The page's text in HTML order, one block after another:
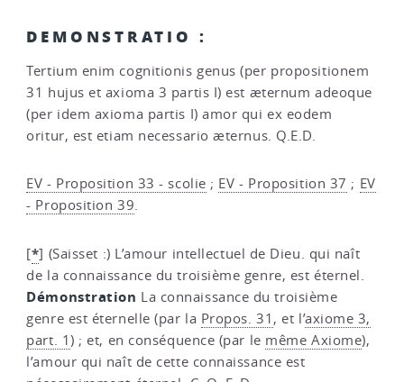
DEMONSTRATIO :
Tertium enim cognitionis genus (per propositionem
31 hujus et axioma 3 partis I) est æternum adeoque
(per idem axioma partis I) amor qui ex eodem
oritur, est etiam necessario æternus. Q.E.D.
EV - Proposition 33 - scolie ; EV - Proposition 37 ; EV
- Proposition 39.
[*] (Saisset :) L’amour intellectuel de Dieu. qui naît
de la connaissance du troisième genre, est éternel.
Démonstration La connaissance du troisième
genre est éternelle (par la Propos. 31 , et l’axiome 3,
part. 1) ; et, en conséquence (par le même Axiome),
l’amour qui naît de cette connaissance est